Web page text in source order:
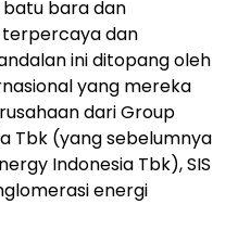
bara dan
dan
ini ditopang oleh
yang mereka
dari Group
Tbk (yang sebelumnya
Indonesia Tbk), SIS
energi